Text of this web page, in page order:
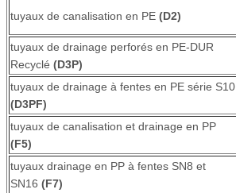
tuyaux de canalisation en PE (D2)
tuyaux de drainage perforés en PE-DUR
Recyclé (D3P)
tuyaux de drainage à fentes en PE série S10
(D3PF)
tuyaux de canalisation et drainage en PP
(F5)
tuyaux drainage en PP à fentes SN8 et
SN16 (F7)